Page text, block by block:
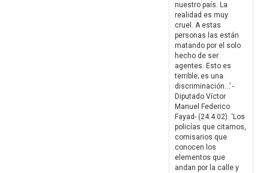
nuestro país. La
realidad es muy
cruel. A estas
personas las están
matando por el solo
hecho de ser
agentes. Esto es
terrible; es una
discriminación…’ -
Diputado Víctor
Manuel Federico
Fayad- (24.4.02). ‘Los
policías que citamos,
comisarios que
conocen los
elementos que
andan por la calle y